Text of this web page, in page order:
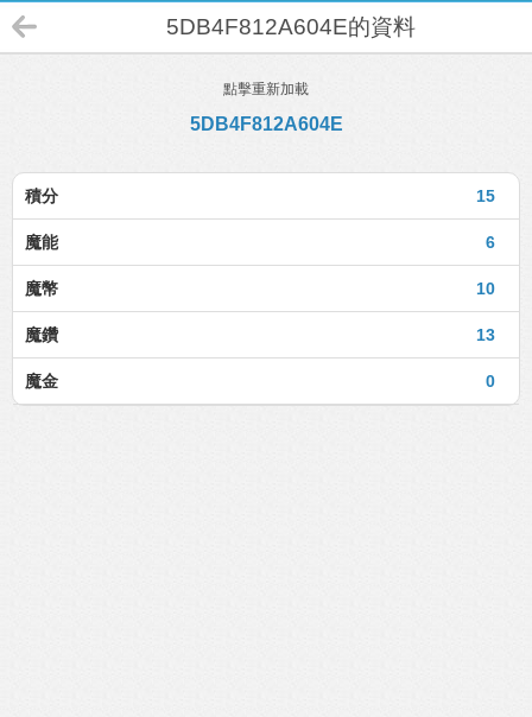
5DB4F812A604E的資料
點擊重新加載
5DB4F812A604E
15
積分
6
魔能
10
魔幣
13
魔鑽
0
魔金